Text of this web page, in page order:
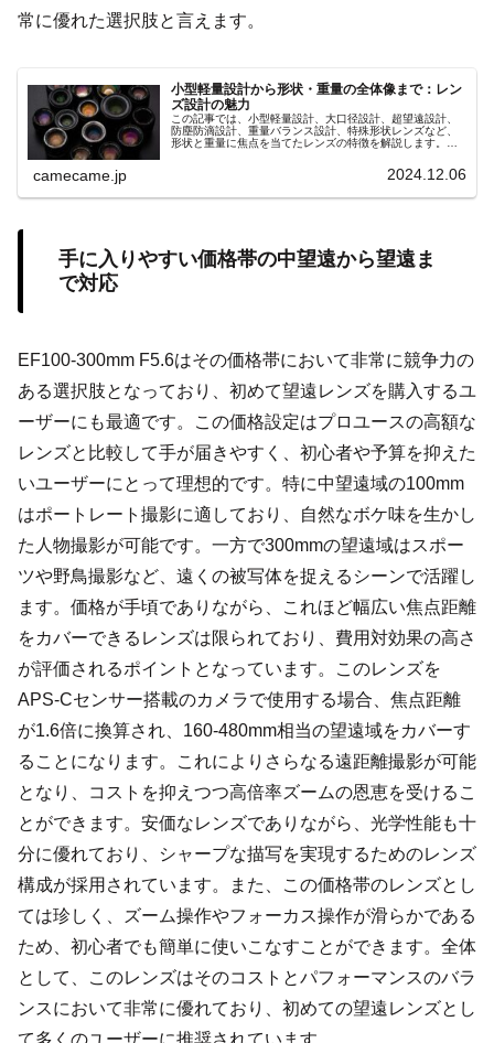
常に優れた選択肢と言えます。
小型軽量設計から形状・重量の全体像まで：レン
ズ設計の魅力
この記事では、小型軽量設計、大口径設計、超望遠設計、
防塵防滴設計、重量バランス設計、特殊形状レンズなど、
形状と重量に焦点を当てたレンズの特徴を解説します。撮
camecame.jp 2024.12.06
手に入りやすい価格帯の中望遠から望遠ま
で対応
EF100-300mm F5.6はその価格帯において非常に競争力の
ある選択肢となっており、初めて望遠レンズを購入するユ
ーザーにも最適です。この価格設定はプロユースの高額な
レンズと比較して手が届きやすく、初心者や予算を抑えた
いユーザーにとって理想的です。特に中望遠域の100mm
はポートレート撮影に適しており、自然なボケ味を生かし
た人物撮影が可能です。一方で300mmの望遠域はスポー
ツや野鳥撮影など、遠くの被写体を捉えるシーンで活躍し
ます。価格が手頃でありながら、これほど幅広い焦点距離
をカバーできるレンズは限られており、費用対効果の高さ
が評価されるポイントとなっています。このレンズを
APS-Cセンサー搭載のカメラで使用する場合、焦点距離
が1.6倍に換算され、160-480mm相当の望遠域をカバーす
ることになります。これによりさらなる遠距離撮影が可能
となり、コストを抑えつつ高倍率ズームの恩恵を受けるこ
とができます。安価なレンズでありながら、光学性能も十
分に優れており、シャープな描写を実現するためのレンズ
構成が採用されています。また、この価格帯のレンズとし
ては珍しく、ズーム操作やフォーカス操作が滑らかである
ため、初心者でも簡単に使いこなすことができます。全体
として、このレンズはそのコストとパフォーマンスのバラ
ンスにおいて非常に優れており、初めての望遠レンズとし